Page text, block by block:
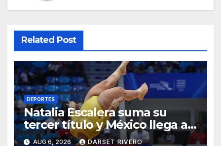
Related Post
DEPORTES
Natalia Escalera suma su
tercer título y México llega a
139 oros en los JCC
AUG 6, 2026 DARSET RIVERO